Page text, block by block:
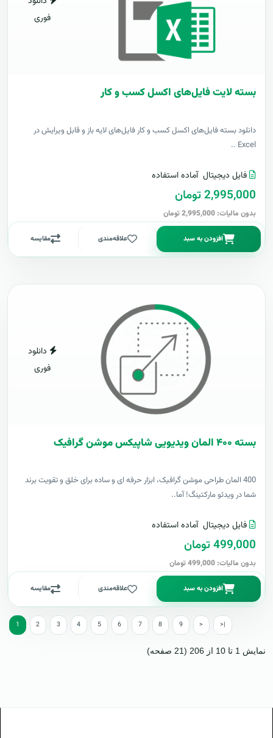
فوری
بسته لایت فایل‌های اکسل کسب و کار
دانلود بسته فایل‌های اکسل کسب و کار فایل‌های لایه باز و قابل ویرایش در
Excel ..
فایل دیجیتال آماده استفاده
2,995,000 تومان
بدون مالیات: 2,995,000 تومان
افزودن به سبد علاقه‌مندی مقایسه
دانلود
فوری
بسته ۴۰۰ المان ویدیویی شاپیکس موشن گرافیک
400 المان طراحی موشن گرافیک، ابزار حرفه ای و ساده برای خلق و تقویت برند
شما در ویدئو مارکتینگ! آما..
فایل دیجیتال آماده استفاده
499,000 تومان
بدون مالیات: 499,000 تومان
افزودن به سبد علاقه‌مندی مقایسه
1 2 3 4 5 6 7 8 9 > >|
نمایش 1 تا 10 از 206 (21 صفحه)